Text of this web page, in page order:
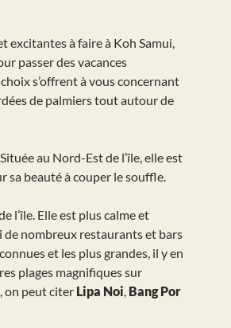
excitantes à faire à Koh Samui,
passer des vacances
s’offrent à vous concernant
de palmiers tout autour de
au Nord-Est de l’île, elle est
sa beauté à couper le souffle.
l’île. Elle est plus calme et
de nombreux restaurants et bars
et les plus grandes, il y en
plages magnifiques sur
on peut citer Lipa Noi, Bang Por